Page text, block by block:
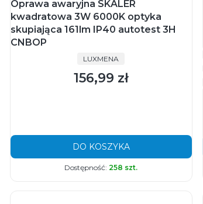
Oprawa awaryjna SKALER
kwadratowa 3W 6000K optyka
skupiająca 161lm IP40 autotest 3H
CNBOP
PRODUCENT
LUXMENA
Cena
156,99 zł
DO KOSZYKA
Dostępność: 258 szt.